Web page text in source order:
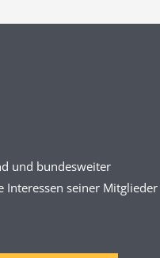
und bundesweiter
Interessen seiner Mitglieder